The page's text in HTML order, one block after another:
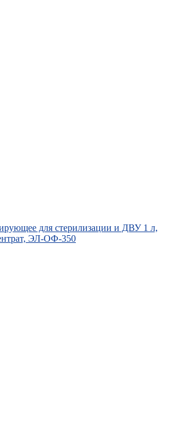
для стерилизации и ДВУ 1 л,
ЭЛ-ОФ-350